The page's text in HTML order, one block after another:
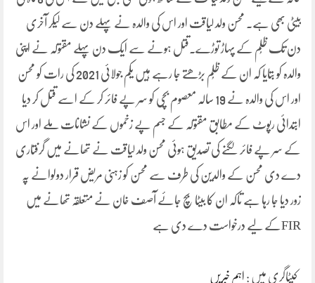
بیٹی بھی ہے. محسن ولد لیاقت اور اس کی والدہ نے پہلے دن سے لیکر آخری
دن تک ظُلم کے پہاڑ توڑے۔قتل ہونے سے ایک دن پہلے مقتولہ نے اپنی
والدہ کو بتایا کہ ان کے ظُلم بڑھتے جا رہے ہیں یکم جولائی 2021 کی رات کو محسن
اور اس کی والدہ نے 19 سالہ معصوم بچی کو سر پے فائر کر کے اسے قتل کر دیا
ابتدائی رپوٹ کے مطابق مقتولہ کے جسم پے زخموں کے نشانات ملے اور اس
کے سر پے فائر لگنے کی تصدیق ہوئی محسن ولد لیاقت نے تھانے میں گرفتاری
دے دی محسن کے والدین کی طرف سے محسن کو زہنی مریض قرار دولوانے پہ
زور دیا جا رہا ہے تاکہ ان کا بیٹا بچ جائے آصف خان نے متعلقہ تھانے میں
FIRکے لیے درخواست دے دی ہے
کیٹاگری میں : اہم خبریں